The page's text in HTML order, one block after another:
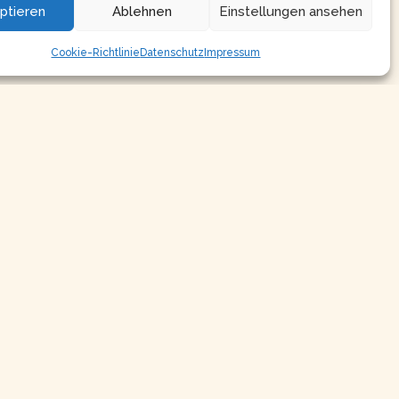
Ablehnen Einstellungen ansehen
Cookie-Richtlinie Datenschutz Impressum